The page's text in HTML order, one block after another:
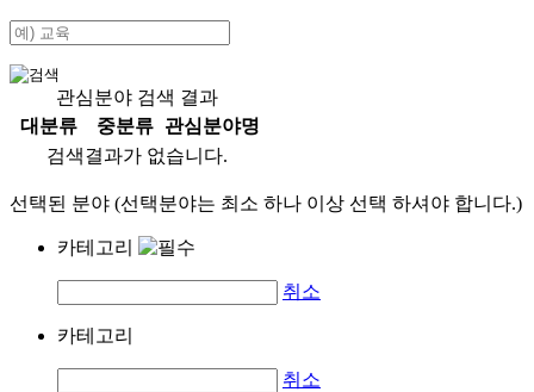
관심분야 검색 결과
대분류
중분류
관심분야명
검색결과가 없습니다.
선택된 분야 (선택분야는 최소 하나 이상 선택 하셔야 합니다.)
카테고리
취소
카테고리
취소